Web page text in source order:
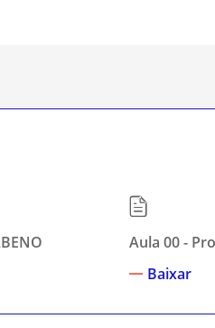
Aula 00 -
Baixar